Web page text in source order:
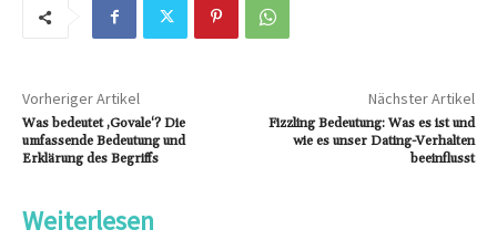
Vorheriger Artikel
Was bedeutet ‚Govale‘? Die
umfassende Bedeutung und
Erklärung des Begriffs
Nächster Artikel
Fizzling Bedeutung: Was es ist und
wie es unser Dating-Verhalten
beeinflusst
Weiterlesen